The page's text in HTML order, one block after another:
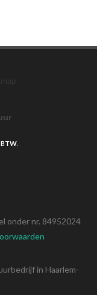
.
onder nr. 84952024
in Haarlem-